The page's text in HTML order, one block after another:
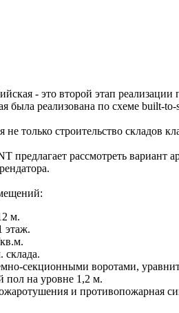
- это второй этап
была реализована по схеме built-
только строительство складов
предлагает рассмотреть
м.
этаж.
склада.
секционными воротами,
на уровне 1,2 м.
и противопожарная